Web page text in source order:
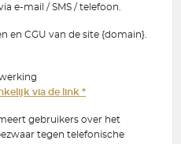
e-mail / SMS / telefoon.
en CGU van de site {domain}.
via de link *
gebruikers over het
tegen telefonische